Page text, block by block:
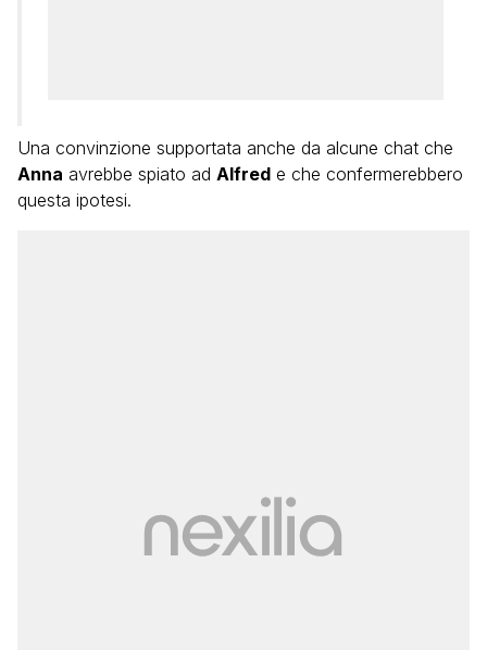
Una convinzione supportata anche da alcune chat che
Anna avrebbe spiato ad Alfred e che confermerebbero
questa ipotesi.